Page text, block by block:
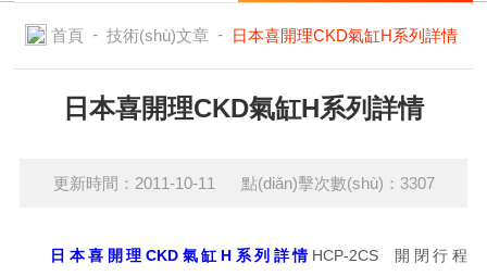
首頁 - 技術(shù)文章 - 日本喜開理CKD氣缸H系列詳情
日本喜開理CKD氣缸H系列詳情
更新時間：2011-10-11 點(diǎn)擊次數(shù)：3307
日本喜開理CKD氣缸H系列詳情 HCP-2CS 開閉行程